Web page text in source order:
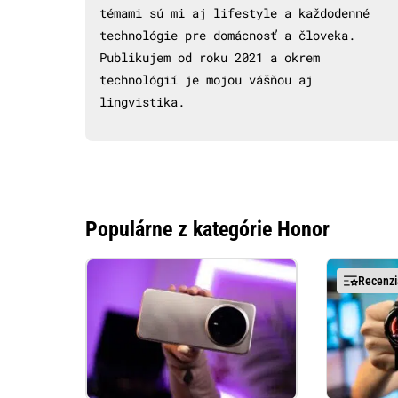
témami sú mi aj lifestyle a každodenné
technológie pre domácnosť a človeka.
Publikujem od roku 2021 a okrem
technológií je mojou vášňou aj
lingvistika.
Populárne z kategórie Honor